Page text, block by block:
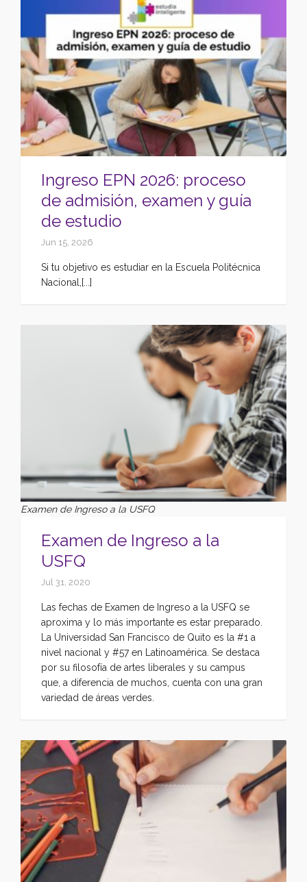
Ingreso EPN 2026: proceso
de admisión, examen y guía
de estudio
Jun 15, 2026
Si tu objetivo es estudiar en la Escuela Politécnica
Nacional,[...]
Examen de Ingreso a la USFQ
Examen de Ingreso a la
USFQ
Jul 31, 2020
Las fechas de Examen de Ingreso a la USFQ se
aproxima y lo más importante es estar preparado.
La Universidad San Francisco de Quito es la #1 a
nivel nacional y #57 en Latinoamérica. Se destaca
por su filosofía de artes liberales y su campus
que, a diferencia de muchos, cuenta con una gran
variedad de áreas verdes.